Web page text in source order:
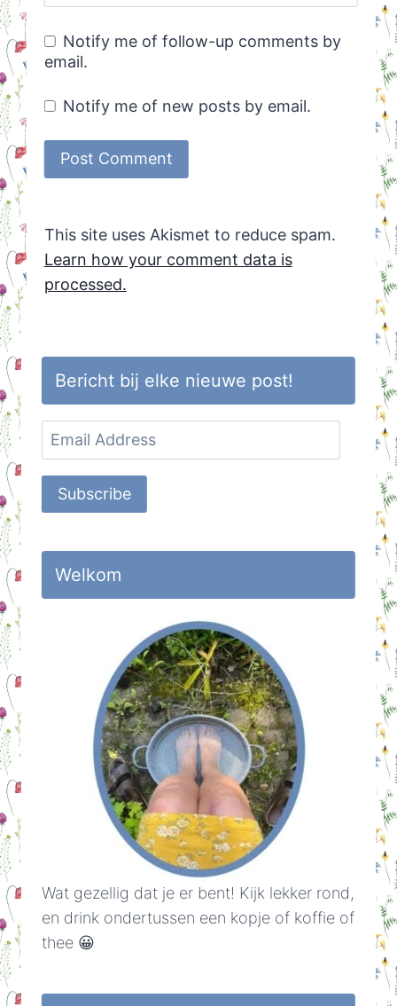
Notify me of follow-up comments by
email.
Notify me of new posts by email.
This site uses Akismet to reduce spam.
Learn how your comment data is
processed.
Bericht bij elke nieuwe post!
Email
Address
Subscribe
Welkom
Wat gezellig dat je er bent! Kijk lekker rond,
en drink ondertussen een kopje of koffie of
thee 😀